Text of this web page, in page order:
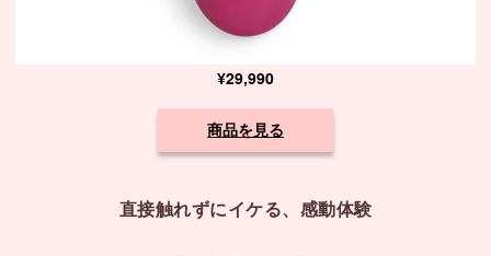
¥29,990
商品を見る
直接触れずにイケる、感動体験